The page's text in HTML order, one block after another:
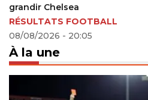
grandir Chelsea
RÉSULTATS FOOTBALL
08/08/2026 - 20:05
À la une